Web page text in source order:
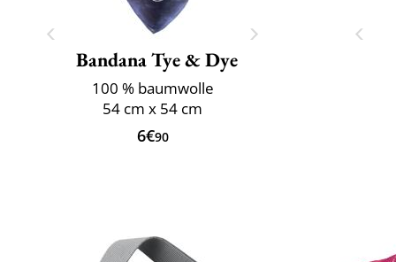
Bandana Tye & Dye
100 % baumwolle
54 cm x 54 cm
6€90